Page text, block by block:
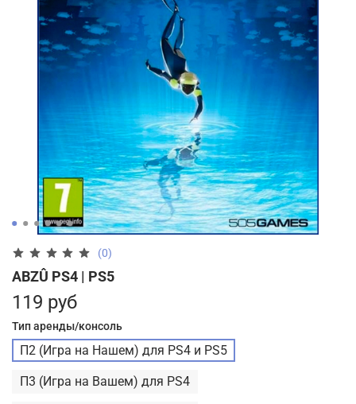
(0)
ABZÛ PS4 | PS5
119 руб
Тип аренды/консоль
П2 (Игра на Нашем) для PS4 и PS5
П3 (Игра на Вашем) для PS4